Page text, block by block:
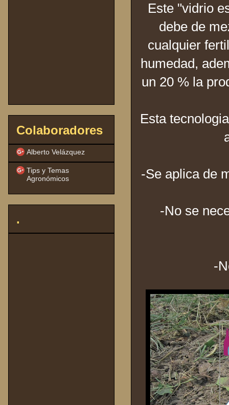
Este "vidrio
debe de
cualquier
humedad,
un 20 % la
Esta
-Se aplica de
-No se
-
Colaboradores
Alberto Velázquez
Tips y Temas
Agronómicos
.